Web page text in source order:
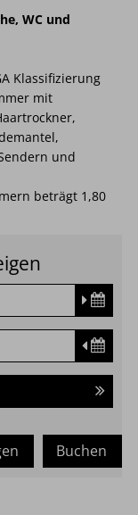
WC und
Klassifizierung
mit
und
beträgt 1,80
Buchen